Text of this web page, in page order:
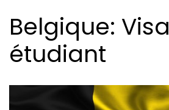
Belgique: Visa
étudiant